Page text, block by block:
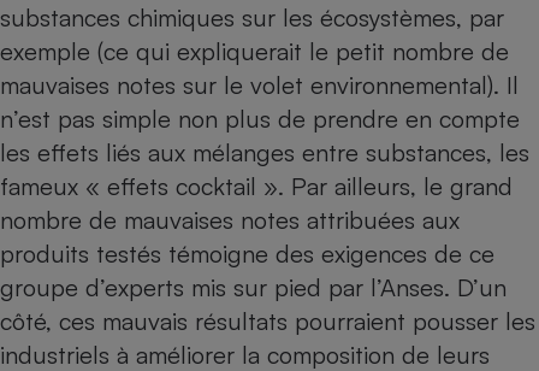
substances chimiques sur les écosystèmes, par
exemple (ce qui expliquerait le petit nombre de
mauvaises notes sur le volet environnemental). Il
n’est pas simple non plus de prendre en compte
les effets liés aux mélanges entre substances, les
fameux « effets cocktail ». Par ailleurs, le grand
nombre de mauvaises notes attribuées aux
produits testés témoigne des exigences de ce
groupe d’experts mis sur pied par l’Anses. D’un
côté, ces mauvais résultats pourraient pousser les
industriels à améliorer la composition de leurs